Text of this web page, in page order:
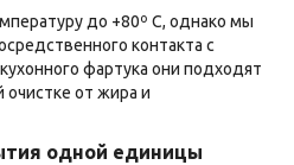
до +80º С, однако мы
контакта с
фартука они подходят
очистке от жира и
одной единицы